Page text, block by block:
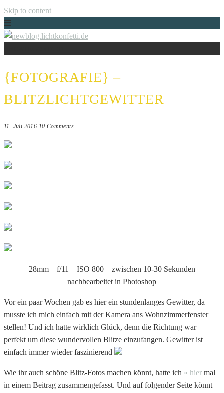
Skip to content
Just another WordPress site
{FOTOGRAFIE} –
BLITZLICHTGEWITTER
11. Juli 2016 10 Comments
28mm – f/11 – ISO 800 – zwischen 10-30 Sekunden
nachbearbeitet in Photoshop
Vor ein paar Wochen gab es hier ein stundenlanges Gewitter, da
musste ich mich einfach mit der Kamera ans Wohnzimmerfenster
stellen! Und ich hatte wirklich Glück, denn die Richtung war
perfekt um diese wundervollen Blitze einzufangen. Gewitter ist
einfach immer wieder faszinierend
Wie ihr auch schöne Blitz-Fotos machen könnt, hatte ich » hier mal
in einem Beitrag zusammengefasst. Und auf folgender Seite könnt